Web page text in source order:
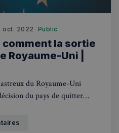
à Londres - Magazine
oct. 2022 Public
la sortie
Royaume-Uni |
du Royaume-Uni
du pays de quitter
de Covid-19 et la crise en